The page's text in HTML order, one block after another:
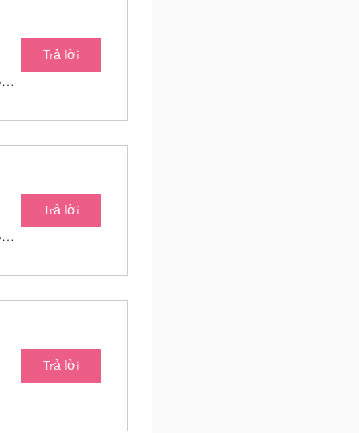
Baton Roots Community Farm
Trả lời
Baton Roots Community Farm
Trả lời
Trả lời